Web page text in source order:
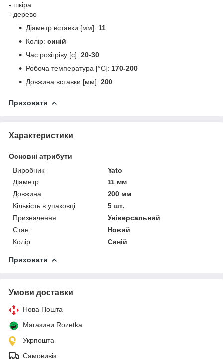
- шкіра
- дерево
Діаметр вставки [мм]: 11
Колір: синій
Час розігріву [с]: 20-30
Робоча температура [°C]: 170-200
Довжина вставки [мм]: 200
Приховати
Характеристики
Основні атрибути
Виробник
Yato
Діаметр
11 мм
Довжина
200 мм
Кількість в упаковці
5 шт.
Призначення
Універсальний
Стан
Новий
Колір
Синій
Приховати
Умови доставки
Нова Пошта
Магазини Rozetka
Укрпошта
Самовивіз